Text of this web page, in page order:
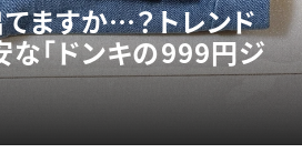
ますか…？トレンド
「ドンキの999円ジ